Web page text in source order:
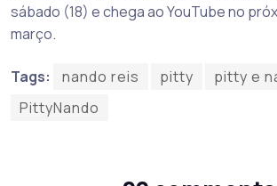
sábado (18) e chega ao YouTube no
março.
Tags: nando reis pitty
pitty e
PittyNando